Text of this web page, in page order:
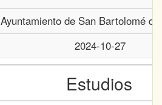
Ayuntamiento de San Bartolomé
2024-10-27
Estudios